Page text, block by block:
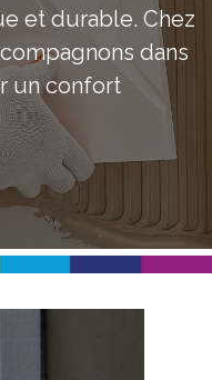
et durable. Chez
dans
un confort